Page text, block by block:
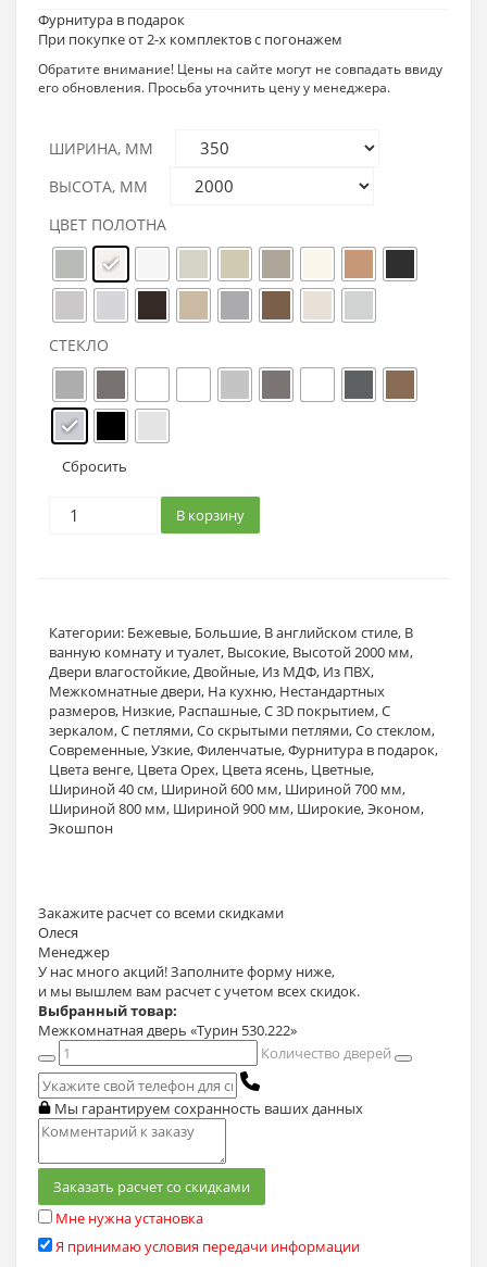
7290₽
–
16335₽
Фурнитура в подарок
При покупке от 2-х комплектов с погонажем
Обратите внимание! Цены на сайте могут не совпадать ввиду
его обновления. Просьба уточнить цену у менеджера.
ШИРИНА, ММ
ВЫСОТА, ММ
ЦВЕТ ПОЛОТНА
СТЕКЛО
Сбросить
В корзину
Категории: Бежевые, Большие, В английском стиле, В
ванную комнату и туалет, Высокие, Высотой 2000 мм,
Двери влагостойкие,Двойные, Из МДФ, Из ПВХ,
Межкомнатные двери, На кухню, Нестандартных
размеров, Низкие, Распашные,С 3D покрытием,С
зеркалом,С петлями,Со скрытыми петлями,Со стеклом,
Современные,Узкие,Филенчатые,Фурнитура в подарок,
Цвета венге, Цвета Орех, Цвета ясень, Цветные,
Шириной 40 см, Шириной 600 мм, Шириной 700 мм,
Шириной 800 мм, Шириной 900 мм, Широкие,Эконом,
Экошпон
Закажите расчетсо всеми скидками
Олеся
Менеджер
У нас много акций! Заполните форму ниже,
и мы вышлем вам расчет с учетом всех скидок.
Выбранный товар:
Межкомнатная дверь «Турин 530.222»
Количество дверей
Мы гарантируем сохранность ваших данных
Заказать расчет со скидками
Мне нужна установка
Я принимаю условия передачи информации